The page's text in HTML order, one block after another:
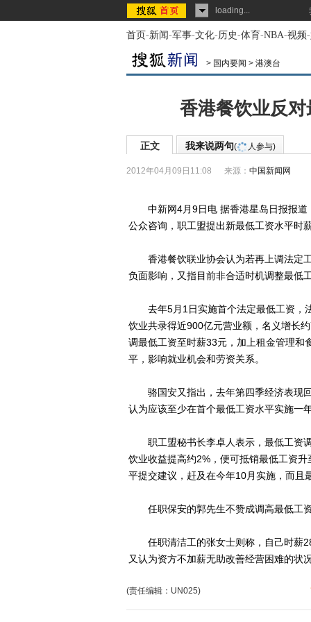
loading...
首页-新闻-军事-文化-历史-体育-NBA-视频-
> 国内要闻 > 港澳台
香港餐饮业反
正文 我来说两句( 人参与)
2012年04月09日11:08 来源： 中国新闻网
中新网4月9日电 据香港星岛日报报道
公众咨询，职工盟提出新最低工资水平时
香港餐饮联业协会认为若再上调法定工
负面影响，又指目前非合适时机调整最低
去年5月1日实施首个法定最低工资，
饮业共录得近900亿元营业额，名义增长
调最低工资至时薪33元，加上租金管理和
平，影响就业机会和劳资关系。
骆国安又指出，去年第四季经济表现回
认为应该至少在首个最低工资水平实施一
职工盟秘书长李卓人表示，最低工资调
饮业收益提高约2%，便可抵销最低工资
平提交建议，赶及在今年10月实施，而且
任职保安的郭先生不赞成调高最低工
任职清洁工的张女士则称，自己时薪28
又认为资方不加薪无助改善经营困难的状
(责任编辑：UN025)